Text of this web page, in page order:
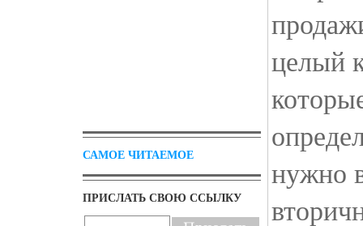
САМОЕ ЧИТАЕМОЕ
ПРИСЛАТЬ СВОЮ ССЫЛКУ
целый
нужно